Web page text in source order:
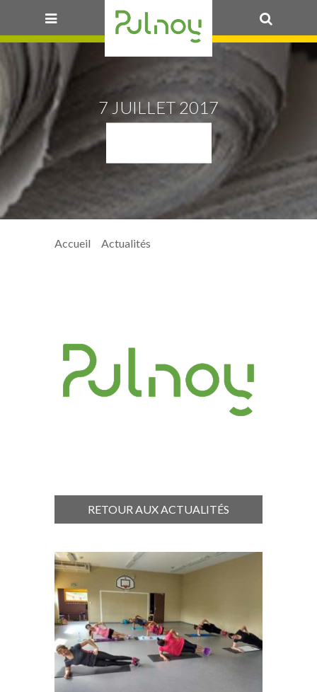
7 JUILLET 2017
Accueil >Actualités
RETOUR AUX ACTUALITÉS